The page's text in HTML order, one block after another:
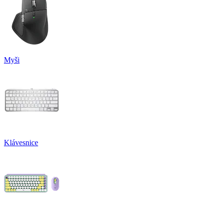
Myši
Klávesnice